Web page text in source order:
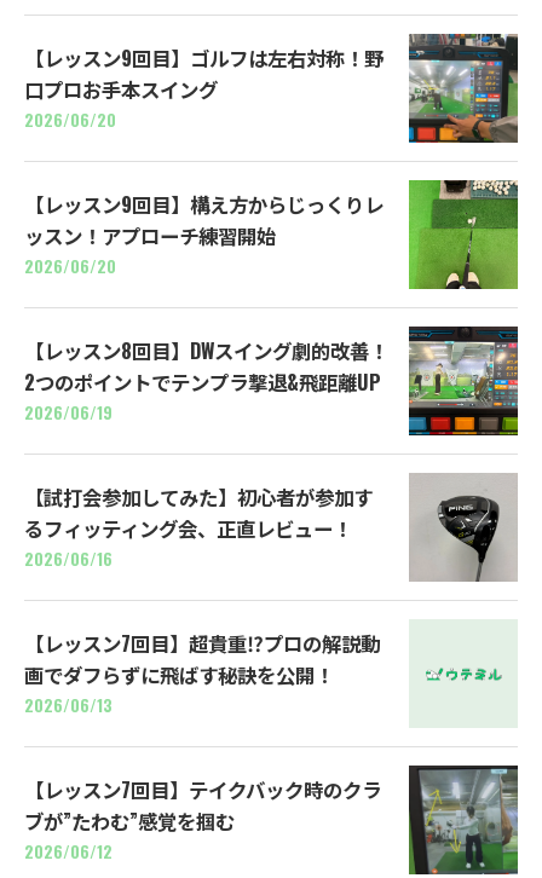
【レッスン9回目】ゴルフは左右対称！野
口プロお手本スイング
2026/06/20
【レッスン9回目】構え方からじっくりレ
ッスン！アプローチ練習開始
2026/06/20
【レッスン8回目】DWスイング劇的改善！
2つのポイントでテンプラ撃退&飛距離UP
2026/06/19
【試打会参加してみた】初心者が参加す
るフィッティング会、正直レビュー！
2026/06/16
【レッスン7回目】超貴重⁉プロの解説動
画でダフらずに飛ばす秘訣を公開！
2026/06/13
【レッスン7回目】テイクバック時のクラ
ブが”たわむ”感覚を掴む
2026/06/12